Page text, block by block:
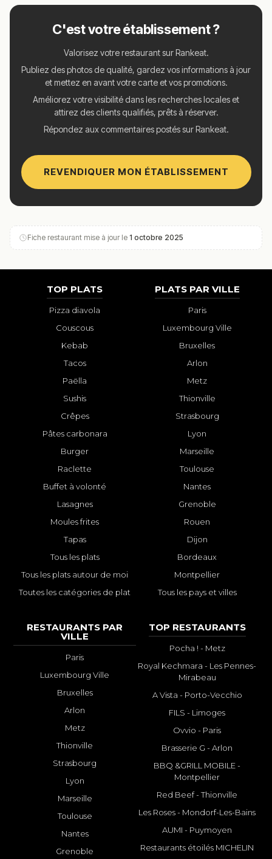
C'est votre établissement ?
Valorisez votre restaurant sur Rankeat.
Publiez des photos de qualité, gardez vos informations à jour
et mettez en avant votre carte et vos promotions.
Améliorez votre visibilité dans les recherches locales et
attirez des clients qualifiés, prêts à réserver.
Répondez aux commentaires postés sur Rankeat.
REVENDIQUER MON ÉTABLISSEMENT
Fiche restaurant mise à jour le 1 octobre 2025
TOP PLATS
Pizza diavola
Couscous
Kebab
Tacos
Paëlla
Sushis
Crêpes
Pâtes carbonara
Burger
Raclette
Buffet à volonté
Lasagnes
Moules frites
Tapas
Tous les plats
Tous les plats autour de moi
Toutes les catégories de plat
PLATS PAR VILLE
Paris
Luxembourg Ville
Bruxelles
Arlon
Metz
Thionville
Strasbourg
Lyon
Marseille
Toulouse
Nantes
Grenoble
Rouen
Dijon
Bordeaux
Montpellier
Tous les pays et villes
RESTAURANTS PAR
VILLE
Paris
Luxembourg Ville
Bruxelles
Arlon
Metz
Thionville
Strasbourg
Lyon
Marseille
Toulouse
Nantes
Grenoble
TOP RESTAURANTS
Pocha ! - Metz
Royal Kechmara - Les Pennes-
Mirabeau
A Vista - Porto-Vecchio
FILS - Limoges
Ovvio - Paris
Brasserie G - Arlon
BBQ &GRILL MOBILE -
Montpellier
Red Beef - Thionville
Les Roses - Mondorf-Les-Bains
AUMI - Puymoyen
Restaurants étoilés MICHELIN